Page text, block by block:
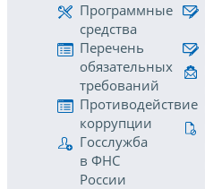
Программные
средства
Перечень
обязательных
требований
Противодействие
коррупции
Госслужба
в ФНС
России